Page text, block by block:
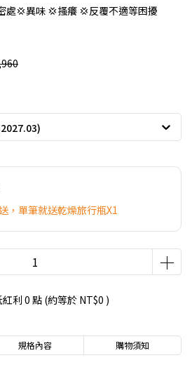
處💢異味 💢搔癢 💢反覆不適等困擾
，單筆就送乾燥旅行瓶X1
紅利 0 點 (約等於 NT$0 )
規格內容 購物須知